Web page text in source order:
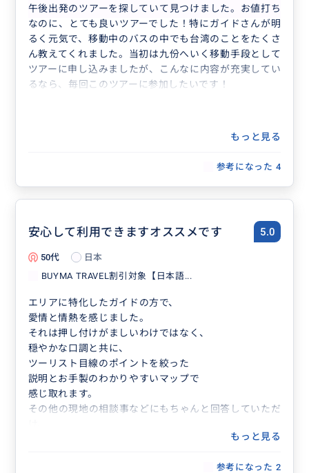
午後出発のツアーを探していて見つけました。お値打ち
なのに、とても良いツアーでした！特にガイドさんが明
るく元気で、移動中のバスの中でも台湾のことをたくさ
ん教えてくれました。当初は九份へいく移動手段として
ツアーに申し込みましたが、こんなに内容が充実してい
るなら、毎回このツアーに参加したいです！
もっと見る
参考になった 4
安心して利用できますオススメです 5.0
50代
日本
BUYMA TRAVEL割引対象【日本語...
エリアに特化したガイドの方で、
愛情と情熱を感じました。
それは押し付けがましいわけではなく、
穏やかな口調と共に、
ツーリスト目線のポイントを絞った
説明とお手製のわかりやすいマップで
感じ取れます。
その他の現地の相談事などにもちゃんと回答していただ
もっと見る
参考になった 2